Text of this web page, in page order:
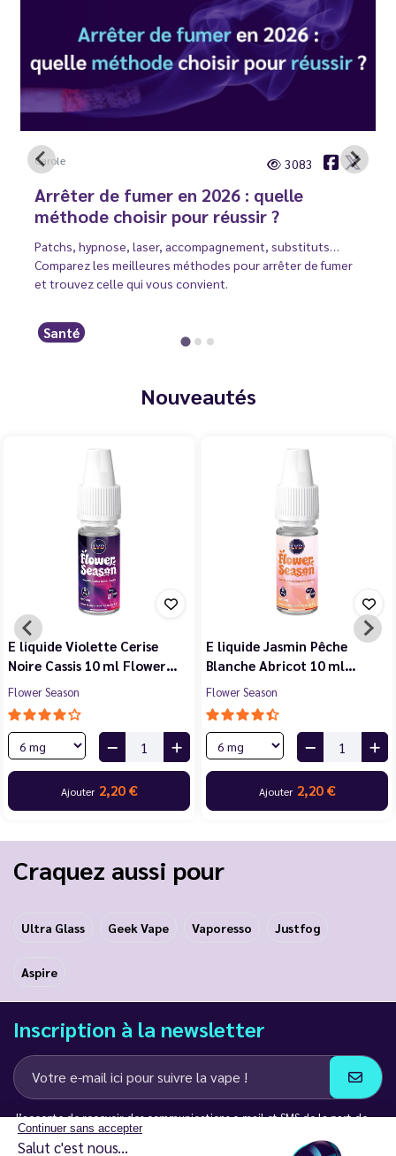
Continuer sans accepter
Salut c'est nous...
Carole 3083
Arrêter de fumer en 2026 : quelle
méthode choisir pour réussir ?
Patchs, hypnose, laser, accompagnement, substituts…
Comparez les meilleures méthodes pour arrêter de fumer
et trouvez celle qui vous convient.
Santé
Nouveautés
E liquide Violette Cerise
Noire Cassis 10 ml Flower…
Flower Season
Ajouter 2,20 €
E liquide Jasmin Pêche
Blanche Abricot 10 ml…
Flower Season
Ajouter 2,20 €
Craquez aussi pour
Ultra Glass Geek Vape Vaporesso Justfog
Aspire
Inscription à la newsletter
J’accepte de recevoir des communications e-mail et SMS de la part de
LD Groupe